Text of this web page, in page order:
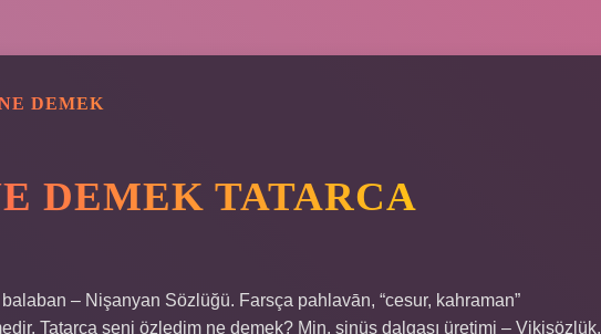
DEMEK
DEMEK TATARCA
– Nişanyan Sözlüğü. Farsça pahlavān, “cesur, kahraman”
Tatarca seni özledim ne demek? Min. sinüs dalgası üretimi – Vikisözlük.